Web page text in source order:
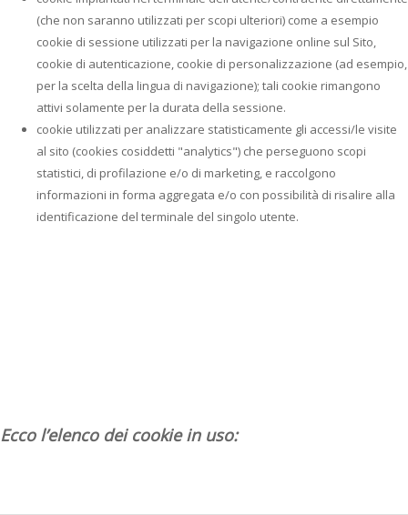
(che non saranno utilizzati per scopi ulteriori) come a esempio
cookie di sessione utilizzati per la navigazione online sul Sito,
cookie di autenticazione, cookie di personalizzazione (ad esempio,
per la scelta della lingua di navigazione); tali cookie rimangono
attivi solamente per la durata della sessione.
cookie utilizzati per analizzare statisticamente gli accessi/le visite
al sito (cookies cosiddetti "analytics") che perseguono scopi
statistici, di profilazione e/o di marketing, e raccolgono
informazioni in forma aggregata e/o con possibilità di risalire alla
identificazione del terminale del singolo utente.
Ecco l’elenco dei cookie in uso: